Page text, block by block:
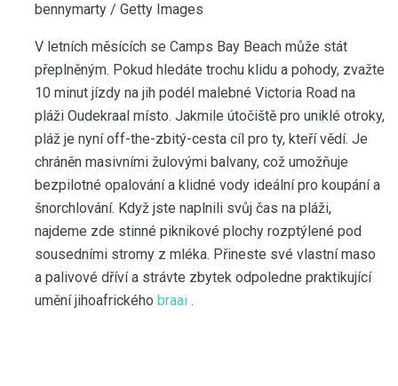
bennymarty / Getty Images
V letních měsících se Camps Bay Beach může stát
přeplněným. Pokud hledáte trochu klidu a pohody, zvažte
10 minut jízdy na jih podél malebné Victoria Road na
pláži Oudekraal místo. Jakmile útočiště pro uniklé otroky,
pláž je nyní off-the-zbitý-cesta cíl pro ty, kteří vědí. Je
chráněn masivními žulovými balvany, což umožňuje
bezpilotné opalování a klidné vody ideální pro koupání a
šnorchlování. Když jste naplnili svůj čas na pláži,
najdeme zde stinné piknikové plochy rozptýlené pod
sousedními stromy z mléka. Přineste své vlastní maso
a palivové dříví a strávte zbytek odpoledne praktikující
umění jihoafrického braai .